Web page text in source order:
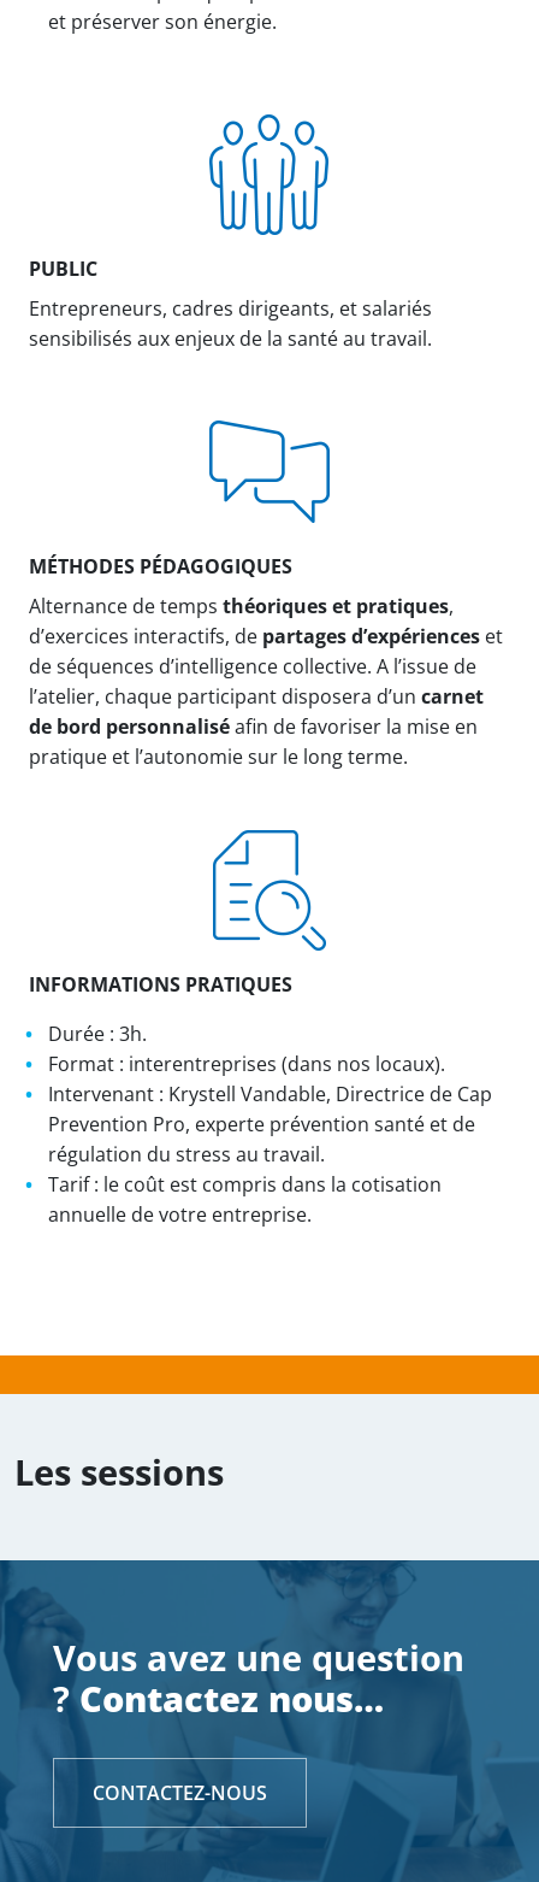
et préserver son énergie.
PUBLIC
Entrepreneurs, cadres dirigeants, et salariés
sensibilisés aux enjeux de la santé au travail.
MÉTHODES PÉDAGOGIQUES
Alternance de temps théoriques et pratiques,
d’exercices interactifs, de partages d’expériences et
de séquences d’intelligence collective. A l’issue de
l’atelier, chaque participant disposera d’un carnet
de bord personnaliséafin de favoriser la mise en
pratique et l’autonomie sur le long terme.
INFORMATIONS PRATIQUES
Durée : 3h.
Format : interentreprises (dans nos locaux).
Intervenant : Krystell Vandable, Directrice de Cap
Prevention Pro, experte prévention santé et de
régulation du stress au travail.
Tarif : le coût est compris dans la cotisation
annuelle de votre entreprise.
Les sessions
Vous avez une question
?Contactez nous…
CONTACTEZ-NOUS